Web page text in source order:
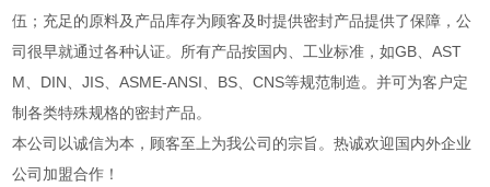
伍；充足的原料及产品库存为顾客及时提供密封产品提供了保障，公
司很早就通过各种认证。所有产品按国内、工业标准，如GB、AST
M、DIN、JIS、ASME-ANSI、BS、CNS等规范制造。并可为客户定
制各类特殊规格的密封产品。
本公司以诚信为本，顾客至上为我公司的宗旨。热诚欢迎国内外企业
公司加盟合作！